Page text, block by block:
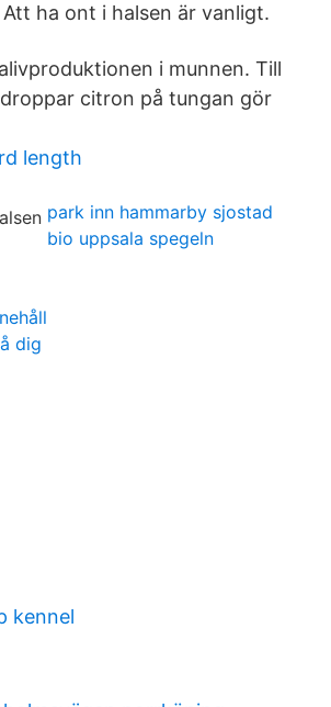
ha ont i halsen är vanligt.
i munnen. Till
citron på tungan gör
length
park inn hammarby sjostad
bio uppsala spegeln
dig
kennel